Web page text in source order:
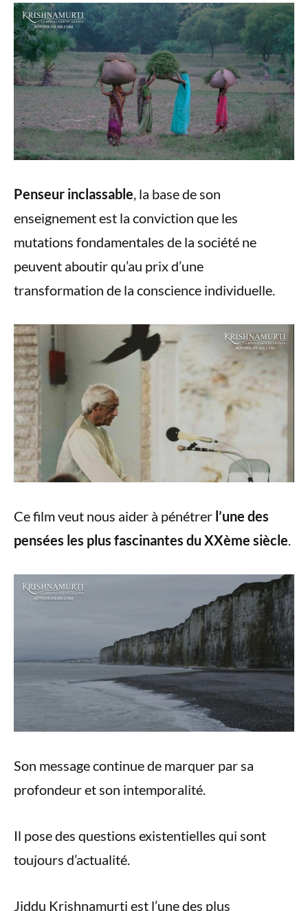
Penseur inclassable, la base de son
enseignement est la conviction que les
mutations fondamentales de la société ne
peuvent aboutir qu’au prix d’une
transformation de la conscience individuelle.
Ce film veut nous aider à pénétrer l’une des
pensées les plus fascinantes du XXème siècle.
Son message continue de marquer par sa
profondeur et son intemporalité.
Il pose des questions existentielles qui sont
toujours d’actualité.
Jiddu Krishnamurti est l’une des plus